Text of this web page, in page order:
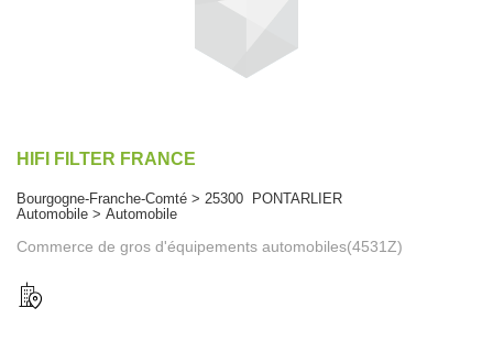
HIFI FILTER FRANCE
Bourgogne-Franche-Comté > 25300 PONTARLIER
Automobile > Automobile
Commerce de gros d'équipements automobiles(4531Z)